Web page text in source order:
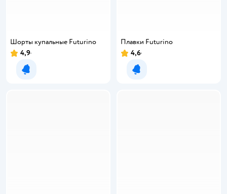
Шорты купальные Futurino
4,9
Уведомить о появлении
Плавки Futurino
4,6
Уведомить о появлении